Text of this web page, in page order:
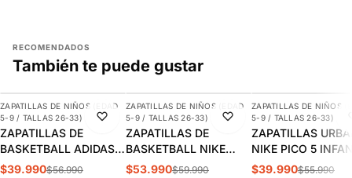
RECOMENDADOS
También te puede gustar
-30%
AGREGAR
ZAPATILLAS DE NIÑOS (EDAD
5-9 / TALLAS 26-33)
ZAPATILLAS DE
BASKETBALL ADIDAS
CROSS EM UP 5K
$39.990$56.990
-10%
AGREGAR
ZAPATILLAS DE NIÑOS (EDAD
5-9 / TALLAS 26-33)
ZAPATILLAS DE
BASKETBALL NIKE
TEAM HUSTLE D 12 PS
$53.990$59.990
-29%
ZAPATILLAS DE NIÑOS
5-9 / TALLAS 26-33)
ZAPATILLAS
NIKE PICO 5
AR4161-100
$39.990$55.990